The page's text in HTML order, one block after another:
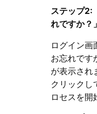
ステップ2:
れですか？
ログイン画
お忘れです
が表示され
クリックし
ロセスを開